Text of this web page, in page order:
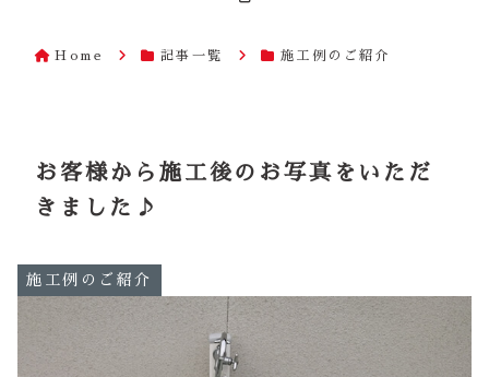
Home 記事一覧 施工例のご紹介
お客様から施工後のお写真をいただ
きました♪
施工例のご紹介